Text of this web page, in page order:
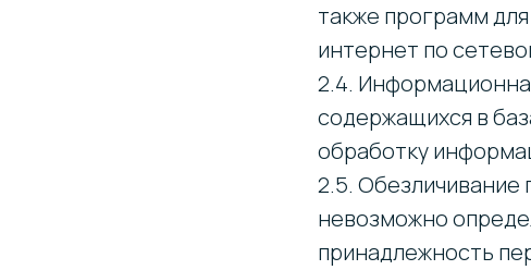
также программ
интернет по
2.4.
содержащихся в
обработку
2.5. Обезличивание
невозможно
принадлежность